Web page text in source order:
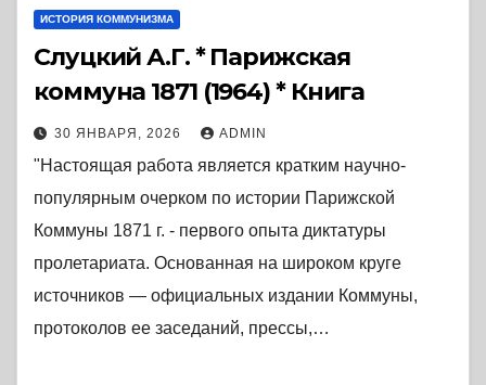
ИСТОРИЯ КОММУНИЗМА
Слуцкий А.Г. * Парижская
коммуна 1871 (1964) * Книга
30 ЯНВАРЯ, 2026 ADMIN
"Настоящая работа является кратким научно-
популярным очерком по истории Парижской
Коммуны 1871 г. - первого опыта диктатуры
пролетариата. Основанная на широком круге
источников — официальных издании Коммуны,
протоколов ее заседаний, прессы,…